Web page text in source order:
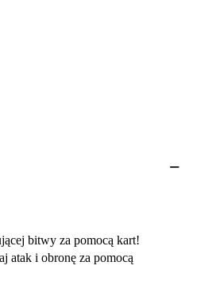
bitwy za pomocą kart!
atak i obronę za pomocą